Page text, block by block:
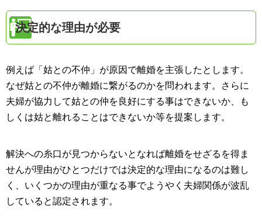
決定的な理由が必要
例えば「姑との不仲」が原因で離婚を主張したとします。
なぜ姑との不仲が離婚に繋がるのかを問われます。さらに
夫婦が協力して姑との仲を良好にする事はできないか、も
しくは姑と離れることはできないか等を提案します。
解決への糸口が見つからないとなれば離婚をせざるを得ま
せんが理由がひとつだけでは決定的な理由になるのは難し
く、いくつかの理由が重なる事でようやく夫婦関係が波乱
していると認定されます。